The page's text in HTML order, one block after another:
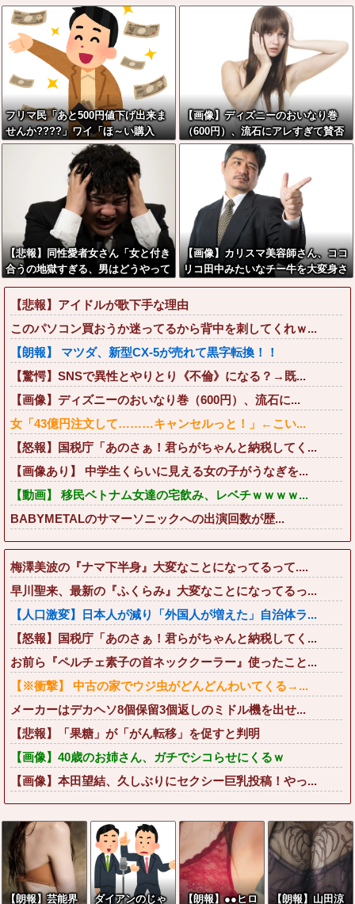
フリマ民「あと500円値下げ出来ま
せんか????」ワイ「ほ～い購入
ｗ」
【画像】ディズニーのおいなり巻
（600円）、流石にアレすぎて賛否
両論の大炎上をしてしまうw w w w
【悲報】同性愛者女さん「女と付き
合うの地獄すぎる、男はどうやって
耐えてんの？」←コレは同意せざる
おえないと話題に
【画像】カリスマ美容師さん、ココ
リコ田中みたいなチー牛を大変身さ
せた結果がこちらw w w w w w w
w w w w
【悲報】アイドルが歌下手な理由
このパソコン買おうか迷ってるから背中を刺してくれｗ...
【朗報】 マツダ、新型CX-5が売れて黒字転換！！
【驚愕】SNSで異性とやりとり《不倫》になる？→既...
【画像】ディズニーのおいなり巻（600円）、流石に...
女「43億円注文して………キャンセルっと！」←こい...
【怒報】国税庁「あのさぁ！君らがちゃんと納税してく...
【画像あり】 中学生くらいに見える女の子がうなぎを...
【動画】 移民ベトナム女達の宅飲み、レベチｗｗｗｗ...
BABYMETALのサマーソニックへの出演回数が歴...
梅澤美波の『ナマ下半身』大変なことになってるって....
早川聖来、最新の『ふくらみ』大変なことになってるっ...
【人口激変】日本人が減り「外国人が増えた」自治体ラ...
【怒報】国税庁「あのさぁ！君らがちゃんと納税してく...
お前ら『ペルチェ素子の首ネッククーラー』使ったこと...
【※衝撃】 中古の家でウジ虫がどんどんわいてくる→...
メーカーはデカヘソ8個保留3個返しのミドル機を出せ...
【悲報】「果糖」が「がん転移」を促すと判明
【画像】40歳のお姉さん、ガチでシコらせにくるｗ
【画像】本田望結、久しぶりにセクシー巨乳投稿！やっ...
【朗報】芸能界 ダイアンのじゃ 【朗報】●●ヒロ 【朗報】山田涼